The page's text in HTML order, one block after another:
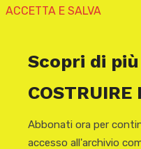
ACCETTA E SALVA
Scopri di più
COSTRUIRE
Abbonati ora per
accesso all'archivio